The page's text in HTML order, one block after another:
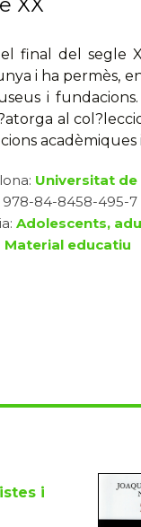
XX
final del segle
i ha permès,
i
al
Universitat de
978-84-8458-495-7
Adolescents,
Material educatiu
i